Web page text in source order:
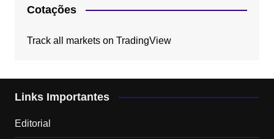
Cotações
Track all markets on TradingView
Links Importantes
Editorial